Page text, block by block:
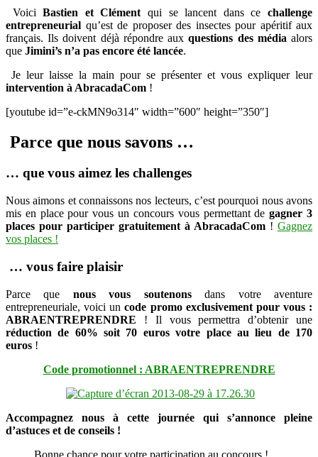
VoiciBastien et Clément qui se lancent dans cechallenge
entrepreneurial qu’est de proposer des insectes pour apéritif aux
français. Ils doivent déjà répondre auxquestions des média alors
que Jimini’s n’a pas encore été lancée.
Je leur laisse la main pour se présenter et vous expliquer leur
intervention à AbracadaCom !
[youtube id=”e-ckMN9o314″ width=”600″ height=”350″]
Parce que nous savons …
… que vous aimez les challenges
Nous aimons et connaissons nos lecteurs, c’est pourquoi nous avons
mis en place pour vous un concours vous permettant degagner 3
places pour participer gratuitement à AbracadaCom ! Gagnez
vos places !
… vous faire plaisir
Parce que nous vous soutenonsdans votre aventure
entrepreneuriale, voici un code promo exclusivement pour vous :
ABRAENTREPRENDRE ! Il vous permettra d’obtenir une
réduction de 60% soit 70 euros votre place au lieu de 170
euros !
Code promotionnel : ABRAENTREPRENDRE
Accompagnez nous à cette journée qui s’annonce pleine
d’astuces et de conseils !
Bonne chance pour votre participation au concours !